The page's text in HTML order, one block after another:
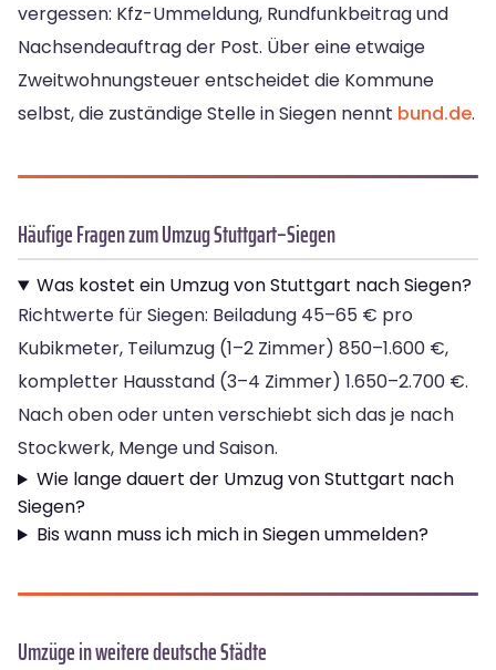
vergessen: Kfz-Ummeldung, Rundfunkbeitrag und
Nachsendeauftrag der Post. Über eine etwaige
Zweitwohnungsteuer entscheidet die Kommune
selbst, die zuständige Stelle in Siegen nennt bund.de.
Häufige Fragen zum Umzug Stuttgart–Siegen
Was kostet ein Umzug von Stuttgart nach Siegen?
Richtwerte für Siegen: Beiladung 45–65 € pro
Kubikmeter, Teilumzug (1–2 Zimmer) 850–1.600 €,
kompletter Hausstand (3–4 Zimmer) 1.650–2.700 €.
Nach oben oder unten verschiebt sich das je nach
Stockwerk, Menge und Saison.
Wie lange dauert der Umzug von Stuttgart nach
Siegen?
Bis wann muss ich mich in Siegen ummelden?
Umzüge in weitere deutsche Städte